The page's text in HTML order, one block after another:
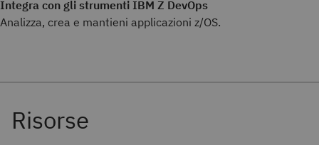
Integra con gli strumenti IBM Z DevOps
Analizza, crea e mantieni applicazioni z/OS.